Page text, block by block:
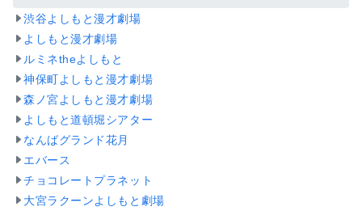
渋谷よしもと漫才劇場
よしもと漫才劇場
ルミネtheよしもと
神保町よしもと漫才劇場
森ノ宮よしもと漫才劇場
よしもと道頓堀シアター
なんばグランド花月
エバース
チョコレートプラネット
大宮ラクーンよしもと劇場